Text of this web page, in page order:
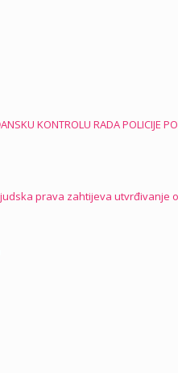
KONTROLU RADA POLICIJE
prava zahtijeva